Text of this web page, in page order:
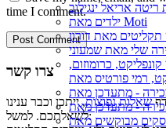
אריאל ינגילוב
ילדים מאת Moti
מאת דורון
שלי מאת שמעוני
כרומוזום,
time I comment.
צרו קשר
שאלות נפוצות, ייתכן וכבר ענינו
לשאלתכם. למשל: